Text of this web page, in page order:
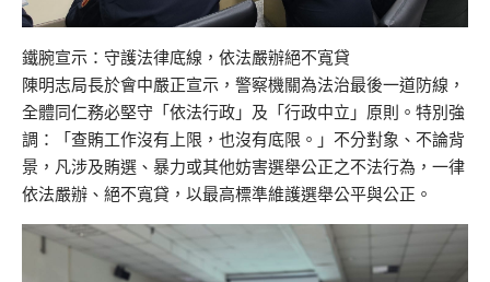
鐵腕宣示：守護法律底線，依法嚴辦絕不寬貸
陳明志局長於會中嚴正宣示，警察機關為法治最後一道防線，
全體同仁務必堅守「依法行政」及「行政中立」原則。特別強
調：「查賄工作沒有上限，也沒有底限。」不分對象、不論背
景，凡涉及賄選、暴力或其他妨害選舉公正之不法行為，一律
依法嚴辦、絕不寬貸，以最高標準維護選舉公平與公正。